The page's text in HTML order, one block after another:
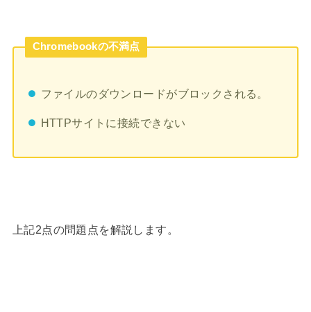
Chromebookの不満点
ファイルのダウンロードがブロックされる。
HTTPサイトに接続できない
上記2点の問題点を解説します。